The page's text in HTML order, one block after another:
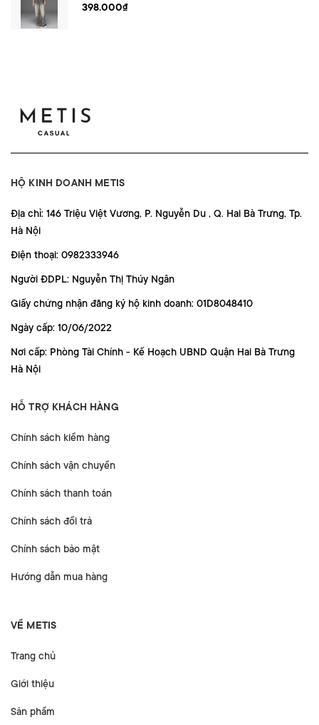
398.000₫
HỘ KINH DOANH METIS
Địa chỉ: 146 Triệu Việt Vương, P. Nguyễn Du , Q. Hai Bà Trưng, Tp.
Hà Nội
Điện thoại: 0982333946
Người ĐDPL: Nguyễn Thị Thúy Ngân
Giấy chứng nhận đăng ký hộ kinh doanh: 01D8048410
Ngày cấp: 10/06/2022
Nơi cấp: Phòng Tài Chính - Kế Hoạch UBND Quận Hai Bà Trưng
Hà Nội
HỖ TRỢ KHÁCH HÀNG
Chính sách kiểm hàng
Chính sách vận chuyển
Chính sách thanh toán
Chính sách đổi trả
Chính sách bảo mật
Hướng dẫn mua hàng
VỀ METIS
Trang chủ
Giới thiệu
Sản phẩm